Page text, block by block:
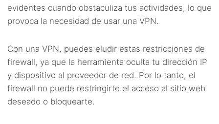
evidentes cuando obstaculiza tus actividades, lo que
provoca la necesidad de usar una VPN.
Con una VPN, puedes eludir estas restricciones de
firewall, ya que la herramienta oculta tu dirección IP
y dispositivo al proveedor de red. Por lo tanto, el
firewall no puede restringirte el acceso al sitio web
deseado o bloquearte.